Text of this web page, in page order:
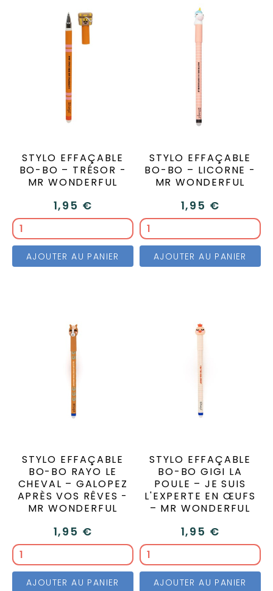
STYLO EFFAÇABLE
BO-BO – TRÉSOR -
MR WONDERFUL
1,95 €
AJOUTER AU PANIER
STYLO EFFAÇABLE
BO-BO – LICORNE -
MR WONDERFUL
1,95 €
AJOUTER AU PANIER
STYLO EFFAÇABLE
BO-BO RAYO LE
CHEVAL – GALOPEZ
APRÈS VOS RÊVES -
MR WONDERFUL
1,95 €
AJOUTER AU PANIER
STYLO EFFAÇABLE
BO-BO GIGI LA
POULE – JE SUIS
L'EXPERTE EN ŒUFS
– MR WONDERFUL
1,95 €
AJOUTER AU PANIER